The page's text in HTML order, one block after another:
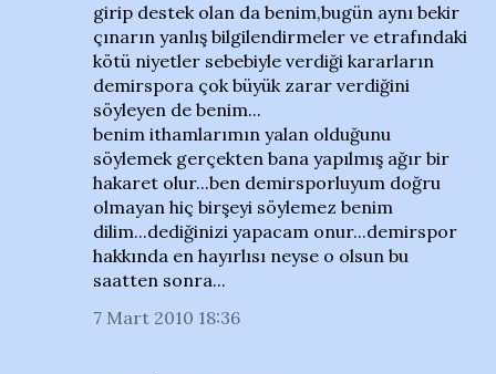
girip destek olan da benim,bugün aynı bekir
çınarın yanlış bilgilendirmeler ve etrafındaki
kötü niyetler sebebiyle verdiği kararların
demirspora çok büyük zarar verdiğini
söyleyen de benim...
benim ithamlarımın yalan olduğunu
söylemek gerçekten bana yapılmış ağır bir
hakaret olur...ben demirsporluyum doğru
olmayan hiç birşeyi söylemez benim
dilim...dediğinizi yapacam onur...demirspor
hakkında en hayırlısı neyse o olsun bu
saatten sonra...
7 Mart 2010 18:36